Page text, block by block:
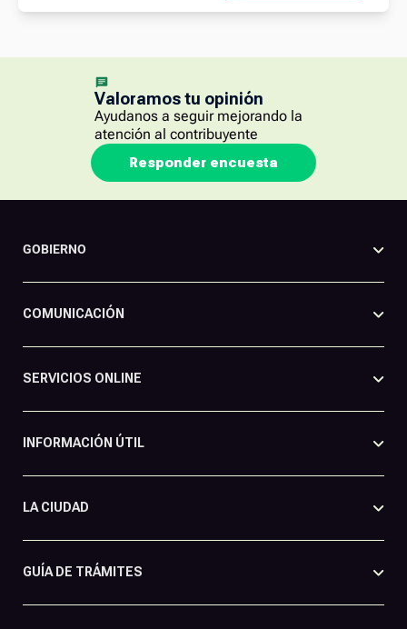
Valoramos tu opinión
Ayudanos a seguir mejorando la
atención al contribuyente
Responder encuesta
GOBIERNO
COMUNICACIÓN
SERVICIOS ONLINE
INFORMACIÓN ÚTIL
LA CIUDAD
GUÍA DE TRÁMITES